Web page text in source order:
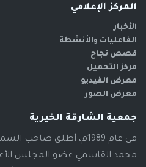
المركز الإعلامي
الأخبار
الفاعليات والأنشطة
قصص نجاح
مركز التحميل
معرض الفيديو
معرض الصور
جمعية الشارقة الخيرية
في عام 1989م، أطلق
محمد القاسمي عضو المجلس